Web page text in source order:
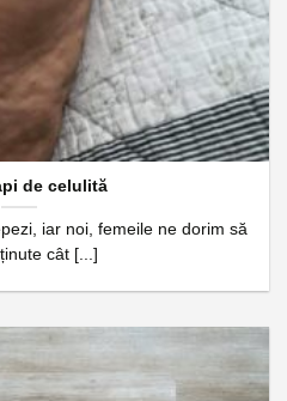
de celulită
iar noi, femeile ne dorim să
cât [...]